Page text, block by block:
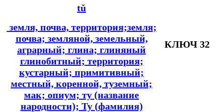
tǔ
земля, почва, территория;земля;
почва; земляной, земельный,
аграрный; глина; глиняный
глинобитный; территория;
кустарный; примитивный;
местный, коренной, туземный;
мак; опиум; ту (название
народности); Ту (фамилия)
КЛЮЧ 32